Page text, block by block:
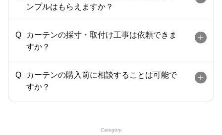
ンプルはもらえますか？
カーテンの採寸・取付け工事は依頼できま
すか？
カーテンの購入前に相談することは可能で
すか？
Category